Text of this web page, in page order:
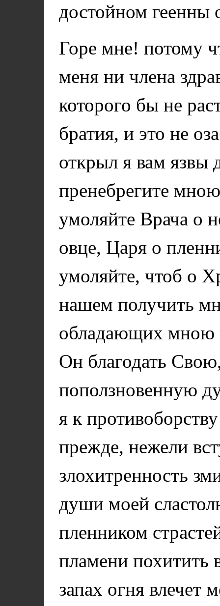
достойном геенны
Горе мне! потому
меня ни члена
которого бы не
братия, и это не
открыл я вам язвы
пренебрегите
умоляйте Врача о
овце, Царя о
умоляйте, чтоб о
нашем получить
обладающих мною
Он благодать
поползновенную
я к
прежде, нежели
злохитренность
души моей
пленником
пламени похитить
запах огня влечет